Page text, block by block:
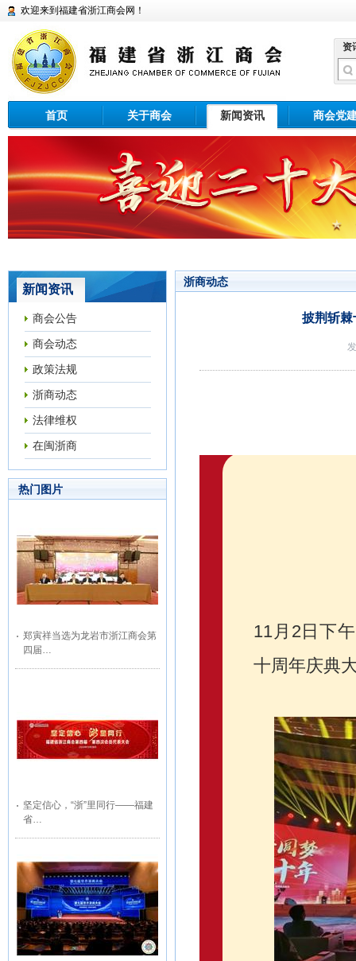
欢迎来到福建省浙江商会网！
资
首页 关于商会 新闻资讯 商会党
新闻资讯
商会公告
商会动态
政策法规
浙商动态
法律维权
在闽浙商
热门图片
郑寅祥当选为龙岩市浙江商会第
四届…
坚定信心，“浙”里同行——福建
省…
浙商动态
披荆斩棘
11月2日下
十周年庆典